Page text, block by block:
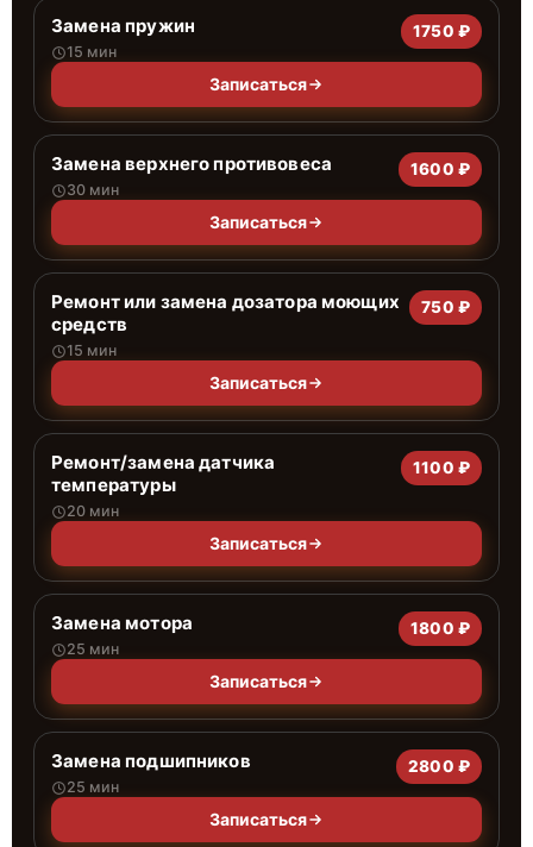
Замена пружин
15 мин
1750 ₽
Записаться
Замена верхнего противовеса
30 мин
1600 ₽
Записаться
Ремонт или замена дозатора моющих
средств
15 мин
750 ₽
Записаться
Ремонт/замена датчика
температуры
20 мин
1100 ₽
Записаться
Замена мотора
25 мин
1800 ₽
Записаться
Замена подшипников
25 мин
2800 ₽
Записаться